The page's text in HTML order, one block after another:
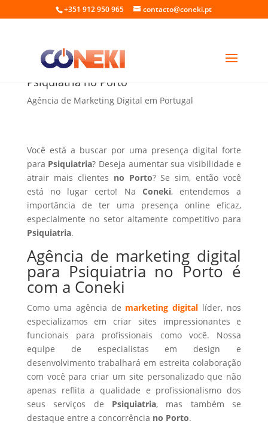
+351 912 950 965 contacto@coneki.pt
Agência de marketing digital para
Psiquiatria no Porto
Agência de Marketing Digital em Portugal
Você está a buscar por uma presença digital forte
para Psiquiatria? Deseja aumentar sua visibilidade e
atrair mais clientes no Porto? Se sim, então você
está no lugar certo! Na Coneki, entendemos a
importância de ter uma presença online eficaz,
especialmente no setor altamente competitivo para
Psiquiatria.
Agência de marketing digital
para Psiquiatria no Porto é
com a Coneki
Como uma agência de marketing digital líder, nos
especializamos em criar sites impressionantes e
funcionais para profissionais como você. Nossa
equipe de especialistas em design e
desenvolvimento trabalhará em estreita colaboração
com você para criar um site personalizado que não
apenas reflita a qualidade e profissionalismo dos
seus serviços de Psiquiatria, mas também se
destaque entre a concorrência no Porto.